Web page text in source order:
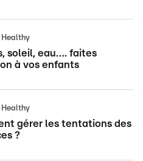
Healthy
soleil, eau…. faites
à vos enfants
Healthy
gérer les tentations des
?